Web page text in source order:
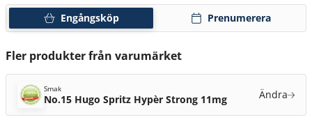
Engångsköp Prenumerera
Fler produkter från varumärket
Smak
No.15 Hugo Spritz Hypèr Strong 11mg Ändra